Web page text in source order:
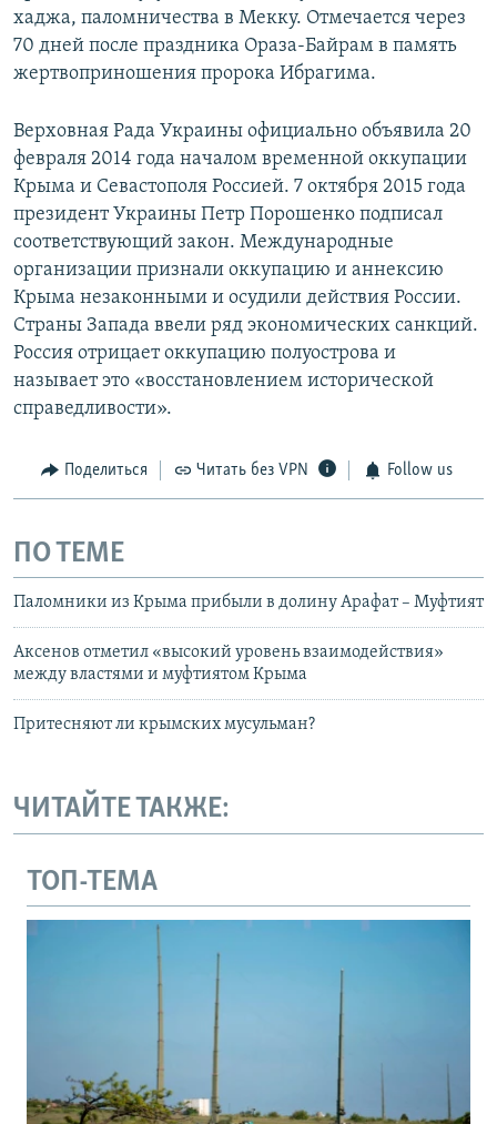
хаджа, паломничества в Мекку. Отмечается через
70 дней после праздника Ораза-Байрам в память
жертвоприношения пророка Ибрагима.
Верховная Рада Украины официально объявила 20
февраля 2014 года началом временной оккупации
Крыма и Севастополя Россией. 7 октября 2015 года
президент Украины Петр Порошенко подписал
соответствующий закон. Международные
организации признали оккупацию и аннексию
Крыма незаконными и осудили действия России.
Страны Запада ввели ряд экономических санкций.
Россия отрицает оккупацию полуострова и
называет это «восстановлением исторической
справедливости».
Поделиться Читать без VPN Follow us
ПО ТЕМЕ
Паломники из Крыма прибыли в долину Арафат – Муфтият
Аксенов отметил «высокий уровень взаимодействия»
между властями и муфтиятом Крыма
Притесняют ли крымских мусульман?
ЧИТАЙТЕ ТАКЖЕ:
ТОП-ТЕМА